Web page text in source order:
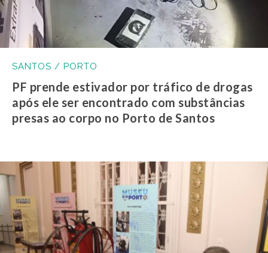
SANTOS / PORTO
PF prende estivador por tráfico de drogas
após ele ser encontrado com substâncias
presas ao corpo no Porto de Santos